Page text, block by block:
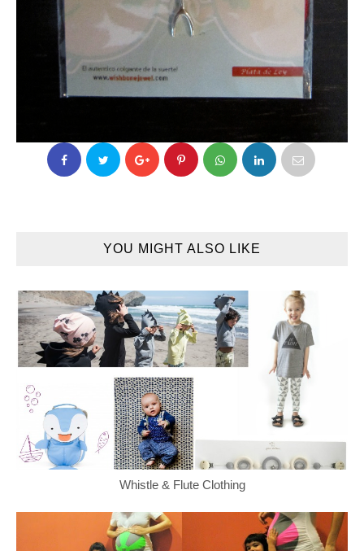
YOU MIGHT ALSO LIKE
Whistle & Flute Clothing